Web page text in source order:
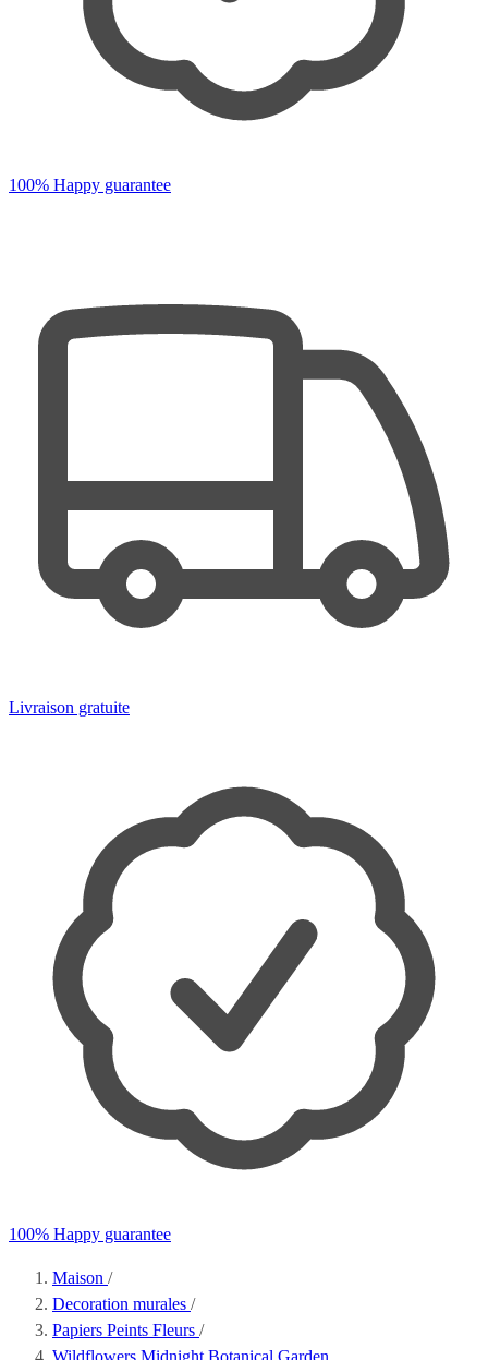
100% Happy guarantee
Livraison gratuite
100% Happy guarantee
Maison /
Decoration murales /
Papiers Peints Fleurs /
Wildflowers Midnight Botanical Garden